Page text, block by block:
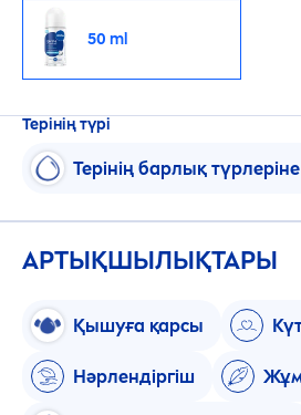
50 ml
Терінің түрі
Терінің барлық
АРТЫҚШЫЛЫҚТАРЫ
Қышуға қарсы
Нәрлендіргіш